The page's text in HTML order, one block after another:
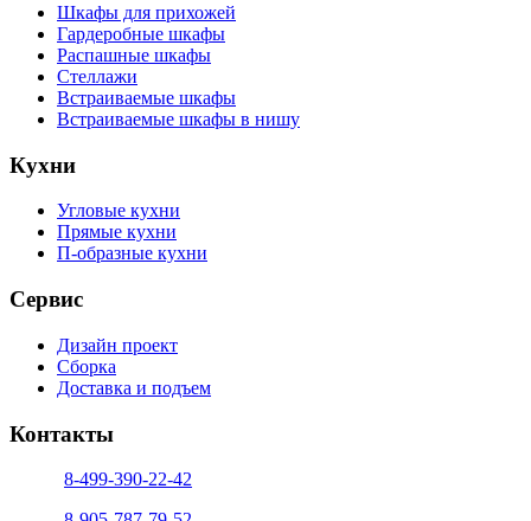
Шкафы для прихожей
Гардеробные шкафы
Распашные шкафы
Стеллажи
Встраиваемые шкафы
Встраиваемые шкафы в нишу
Кухни
Угловые кухни
Прямые кухни
П-образные кухни
Сервис
Дизайн проект
Сборка
Доставка и подъем
Контакты
8-499-390-22-42